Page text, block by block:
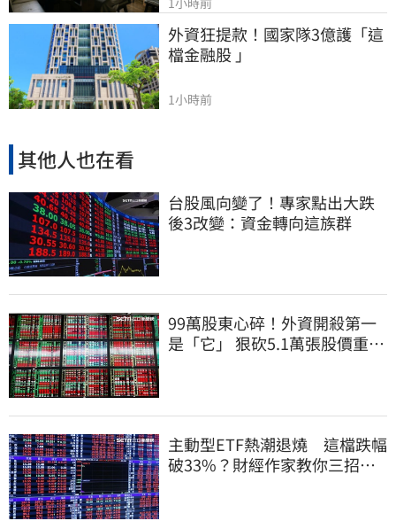
外資狂提款！國家隊3億護「這
檔金融股 」
1小時前
其他人也在看
台股風向變了！專家點出大跌
後3改變：資金轉向這族群
99萬股東心碎！外資開殺第一
是「它」 狠砍5.1萬張股價重挫
主動型ETF熱潮退燒 這檔跌幅
破33%？財經作家教你三招避